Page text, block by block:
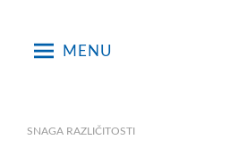
MENU
SNAGA RAZLIČITOSTI